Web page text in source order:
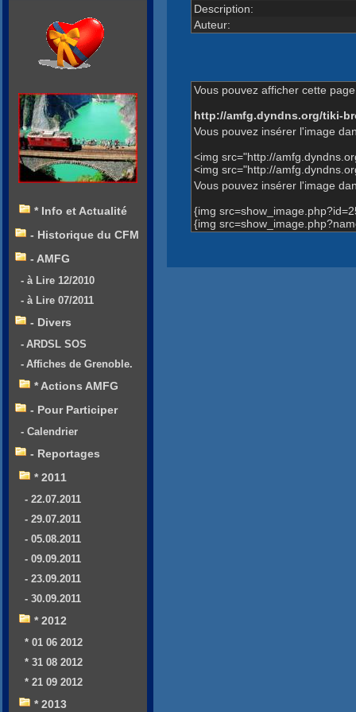
Description:
Auteur:
Vous pouvez afficher cette
http://amfg.dyndns.org/tiki-
Vous pouvez insérer l'image
<img src="http://
<img src="http://
Vous pouvez insérer l'image
{img
{img
* Info et Actualité
- Historique du CFM
- AMFG
- à Lire 12/2010
- à Lire 07/2011
- Divers
- ARDSL SOS
- Affiches de Grenoble.
* Actions AMFG
- Pour Participer
- Calendrier
- Reportages
* 2011
- 22.07.2011
- 29.07.2011
- 05.08.2011
- 09.09.2011
- 23.09.2011
- 30.09.2011
* 2012
* 01 06 2012
* 31 08 2012
* 21 09 2012
* 2013